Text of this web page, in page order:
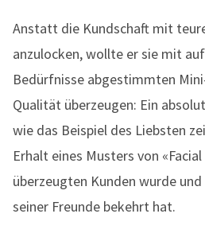
Anstatt die Kundschaft mit
anzulocken, wollte er sie mit
Bedürfnisse abgestimmten
Qualität überzeugen: Ein
wie das Beispiel des Liebsten
Erhalt eines Musters von «Facial
überzeugten Kunden wurde
seiner Freunde bekehrt hat.